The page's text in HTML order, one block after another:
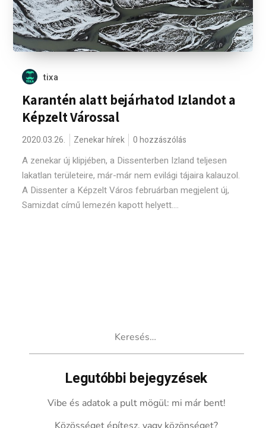
tixa
Karantén alatt bejárhatod Izlandot a
Képzelt Várossal
2020.03.26. Zenekar hírek 0 hozzászólás
A zenekar új klipjében, a Dissenterben Izland teljesen
lakatlan területeire, már-már nem evilági tájaira kalauzol.
A Dissenter a Képzelt Város februárban megjelent új,
Samizdat című lemezén kapott helyett....
Legutóbbi bejegyzések
Vibe és adatok a pult mögül: mi már bent!